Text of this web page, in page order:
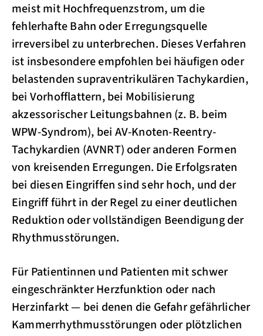
meist mit Hochfrequenzstrom, um die
fehlerhafte Bahn oder Erregungsquelle
irreversibel zu unterbrechen. Dieses Verfahren
ist insbesondere empfohlen bei häufigen oder
belastenden supraventrikulären Tachykardien,
bei Vorhofflattern, bei Mobilisierung
akzessorischer Leitungsbahnen (z. B. beim
WPW-Syndrom), bei AV-Knoten-Reentry-
Tachykardien (AVNRT) oder anderen Formen
von kreisenden Erregungen. Die Erfolgsraten
bei diesen Eingriffen sind sehr hoch, und der
Eingriff führt in der Regel zu einer deutlichen
Reduktion oder vollständigen Beendigung der
Rhythmusstörungen.
Für Patientinnen und Patienten mit schwer
eingeschränkter Herzfunktion oder nach
Herzinfarkt — bei denen die Gefahr gefährlicher
Kammerrhythmusstörungen oder plötzlichen